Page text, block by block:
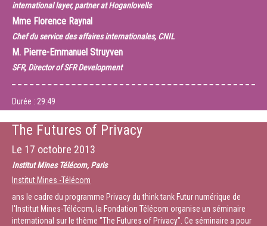
international layer, partner at Hoganlovells
Mme Florence Raynal
Chef du service des affaires internationales, CNIL
M. Pierre-Emmanuel Struyven
SFR, Director of SFR Development
Durée : 29:49
The Futures of Privacy
Le 17 octobre 2013
Institut Mines Télécom, Paris
Institut Mines -Télécom
ans le cadre du programme Privacy du think tank Futur numérique de
l'Institut Mines-Télécom, la Fondation Télécom organise un séminaire
international sur le thème "The Futures of Privacy". Ce séminaire a pour